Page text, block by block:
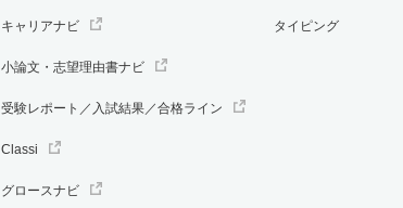
キャリアナビ
小論文・志望理由書ナビ
受験レポート／入試結果／合格ライン
Classi
グロースナビ
タイピング